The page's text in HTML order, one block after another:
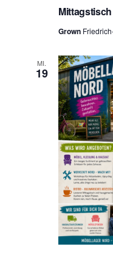
Grown
MI.
19